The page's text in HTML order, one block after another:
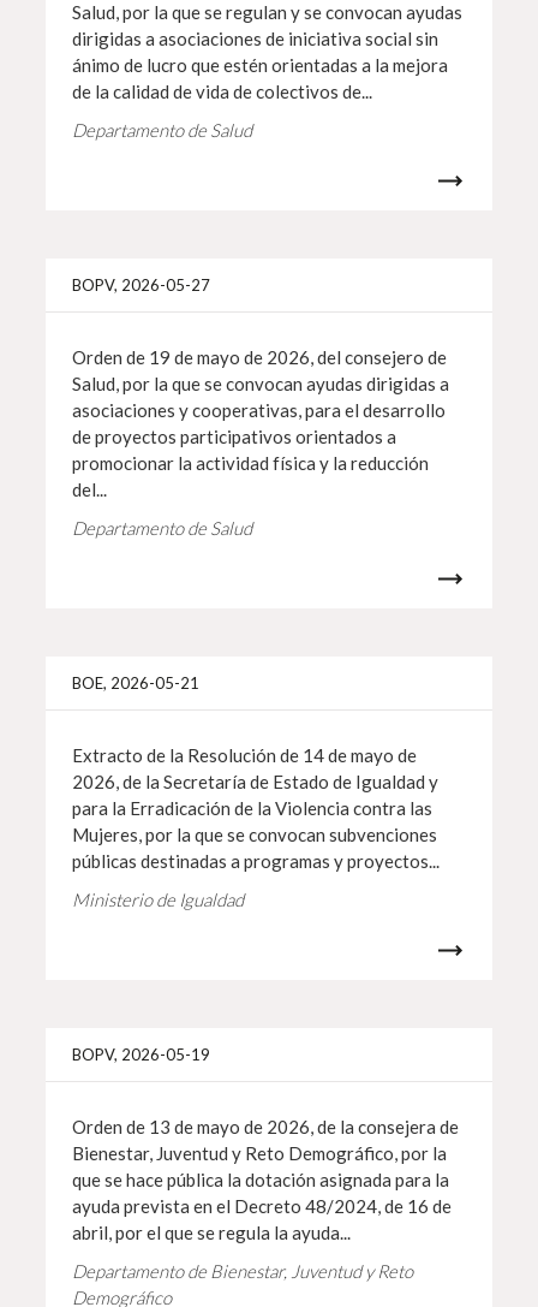
Salud, por la que se regulan y se convocan ayudas
dirigidas a asociaciones de iniciativa social sin
ánimo de lucro que estén orientadas a la mejora
de la calidad de vida de colectivos de...
Departamento de Salud
BOPV, 2026-05-27
Orden de 19 de mayo de 2026, del consejero de
Salud, por la que se convocan ayudas dirigidas a
asociaciones y cooperativas, para el desarrollo
de proyectos participativos orientados a
promocionar la actividad física y la reducción
del...
Departamento de Salud
BOE, 2026-05-21
Extracto de la Resolución de 14 de mayo de
2026, de la Secretaría de Estado de Igualdad y
para la Erradicación de la Violencia contra las
Mujeres, por la que se convocan subvenciones
públicas destinadas a programas y proyectos...
Ministerio de Igualdad
BOPV, 2026-05-19
Orden de 13 de mayo de 2026, de la consejera de
Bienestar, Juventud y Reto Demográfico, por la
que se hace pública la dotación asignada para la
ayuda prevista en el Decreto 48/2024, de 16 de
abril, por el que se regula la ayuda...
Departamento de Bienestar, Juventud y Reto
Demográfico